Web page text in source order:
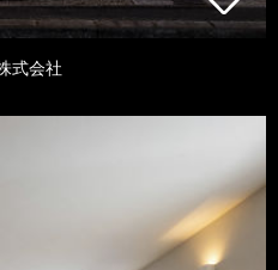
式会社